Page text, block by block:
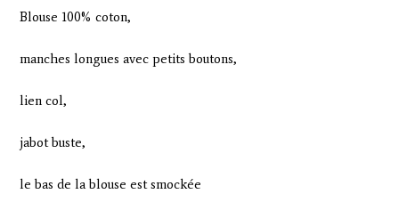
Blouse 100% coton,
manches longues avec petits boutons,
lien col,
jabot buste,
le bas de la blouse est smockée